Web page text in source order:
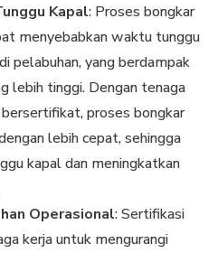
Kapal: Proses bongkar
menyebabkan waktu tunggu
pelabuhan, yang berdampak
lebih tinggi. Dengan tenaga
proses bongkar
lebih cepat, sehingga
kapal dan meningkatkan
Operasional: Sertifikasi
kerja untuk mengurangi